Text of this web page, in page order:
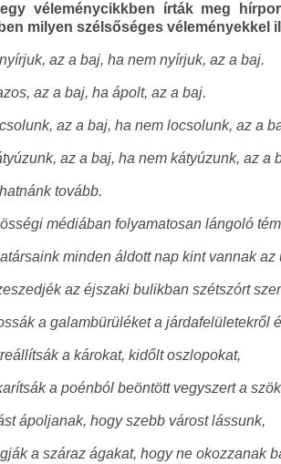
véleménycikkben írták meg
milyen szélsőséges véleményekkel
az a baj, ha nem nyírjuk, az a baj.
az a baj, ha ápolt, az a baj.
az a baj, ha nem locsolunk, az a
az a baj, ha nem kátyúzunk, az a
tovább.
médiában folyamatosan lángoló
minden áldott nap kint vannak az
az éjszaki bulikban szétszórt
a galambürüléket a járdafelületekről
a károkat, kidőlt oszlopokat,
a poénból beöntött vegyszert a
ápoljanak, hogy szebb várost lássunk,
a száraz ágakat, hogy ne okozzanak